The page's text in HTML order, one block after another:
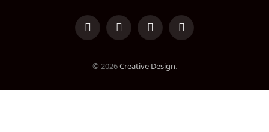
LinkedInFacebookInstagramTikTok
© 2026Creative Design.